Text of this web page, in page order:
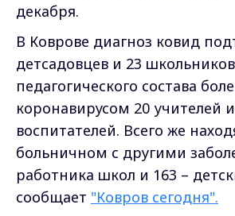
декабря.
В Коврове диагноз ковид
детсадовцев и 23
педагогического состава
коронавирусом 20 учителей
воспитателей. Всего же
больничном с другими
работника школ и 163 –
сообщает "Ковров сегодня".